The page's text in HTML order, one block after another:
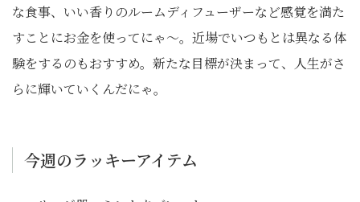
な食事、いい香りのルームディフューザーなど感覚を満た
すことにお金を使ってにゃ～。近場でいつもとは異なる体
験をするのもおすすめ。新たな目標が決まって、人生がさ
らに輝いていくんだにゃ。
今週のラッキーアイテム